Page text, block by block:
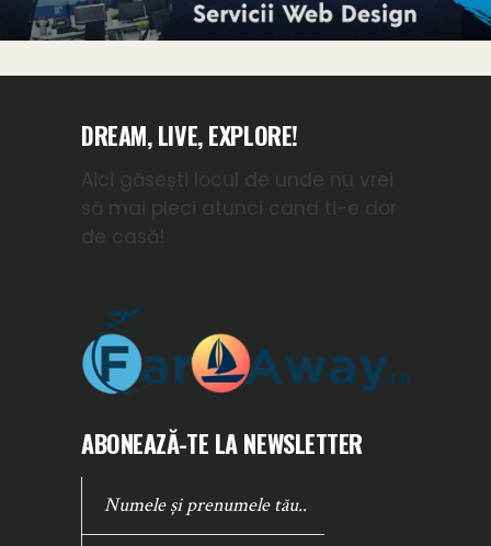
DREAM, LIVE, EXPLORE!
Aici găsești locul de unde nu vrei
să mai pleci atunci cand ti-e dor
de casă!
ABONEAZĂ-TE LA NEWSLETTER